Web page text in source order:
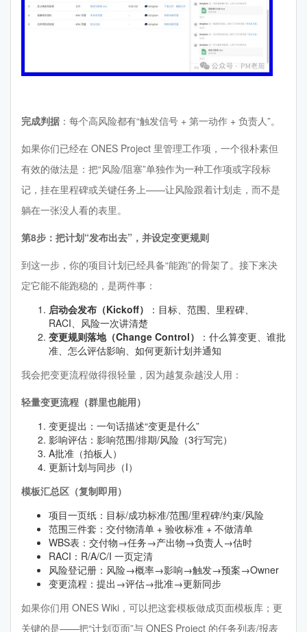
完成判据 ：每个高风险都有“触发信号 + 第一动作 + 负责人”。
如果你们已经在 ONES Project 里管理工作项，一个很朴素但
有效的做法是：把“风险/阻塞”单独作为一种工作项或字段标
记，挂在里程碑或关键任务上——让风险跟着计划走，而不是
躺在一张没人看的表里。
第8步：把计划“发布出去”，并设定变更规则
到这一步，你的项目计划已经具备“能跑”的骨架了。接下来决
定它能不能跑稳的，是两件事：
启动会发布（Kickoff）
：目标、范围、里程碑、
RACI、风险一次讲清楚
变更规则落地（Change Control）
：什么算变更、谁批
准、怎么评估影响、如何更新计划并通知
我会把变更流程做得很轻量，因为越复杂越没人用：
轻量变更流程（群里也能用）
变更提出：一句话描述“变更是什么”
影响评估：影响范围/排期/风险（3行写完）
A批准（拍板人）
更新计划与同步（I）
模板汇总区（复制即用）
项目一页纸：目标/成功标准/范围/里程碑/约束/风险
范围三件套：交付物清单 + 验收标准 + 不做清单
WBS表：交付物→任务→产出物→负责人→估时
RACI：R/A/C/I 一页定清
风险登记册：风险→概率→影响→触发→预案→Owner
变更流程：提出→评估→批准→更新同步
如果你们用 ONES Wiki，可以把这套模板做成页面模板库；更
关键的是——把“计划页面”与 ONES Project 的任务列表/报表